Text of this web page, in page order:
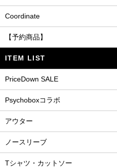
Coordinate
【予約商品】
ITEM LIST
PriceDown SALE
Psychoboxコラボ
アウター
ノースリーブ
Tシャツ・カットソー